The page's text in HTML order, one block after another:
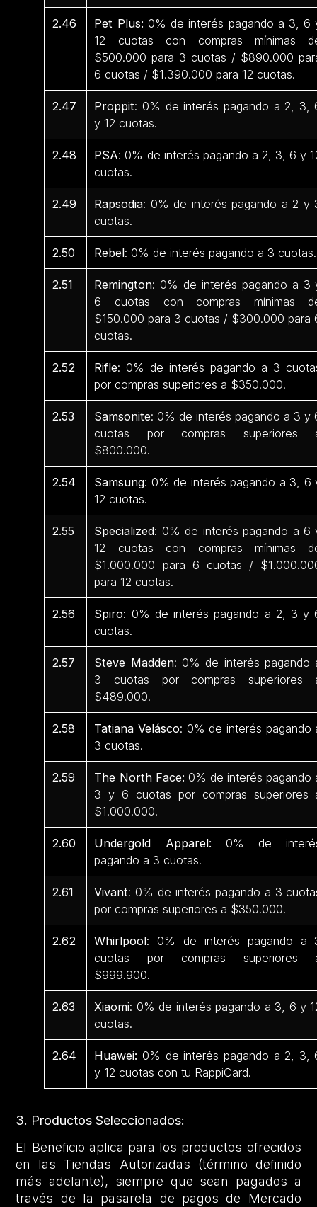
2.46 Pet Plus: 0% de interés pagando a 3, 6
12 cuotas con compras mínimas
$500.000 para 3 cuotas / $890.000
6 cuotas / $1.390.000 para 12 cuotas.
2.47 Proppit: 0% de interés pagando a 2, 3,
y 12 cuotas.
2.48 PSA: 0% de interés pagando a 2, 3, 6 y
cuotas.
2.49 Rapsodia: 0% de interés pagando a 2 y
cuotas.
2.50 Rebel: 0% de interés pagando a 3 cuotas.
2.51 Remington: 0% de interés pagando a 3
6 cuotas con compras mínimas
$150.000 para 3 cuotas / $300.000 para
cuotas.
2.52 Rifle: 0% de interés pagando a 3
por compras superiores a $350.000.
2.53 Samsonite: 0% de interés pagando a 3 y
cuotas por compras superiores
$800.000.
2.54 Samsung: 0% de interés pagando a 3, 6
12 cuotas.
2.55 Specialized: 0% de interés pagando a 6
12 cuotas con compras mínimas
$1.000.000 para 6 cuotas /
para 12 cuotas.
2.56 Spiro: 0% de interés pagando a 2, 3 y
cuotas.
2.57 Steve Madden: 0% de interés pagando
3 cuotas por compras superiores
$489.000.
2.58 Tatiana Velásco: 0% de interés pagando
3 cuotas.
2.59 The North Face: 0% de interés pagando
3 y 6 cuotas por compras superiores
$1.000.000.
2.60 Undergold Apparel: 0% de
pagando a 3 cuotas.
2.61 Vivant: 0% de interés pagando a 3
por compras superiores a $350.000.
2.62 Whirlpool: 0% de interés pagando a
cuotas por compras superiores
$999.900.
2.63 Xiaomi: 0% de interés pagando a 3, 6 y
cuotas.
2.64 Huawei: 0% de interés pagando a 2, 3,
y 12 cuotas con tu RappiCard.
3. Productos Seleccionados:
El Beneficio aplica para los productos ofrecidos
en las Tiendas Autorizadas (término definido
más adelante), siempre que sean pagados a
través de la pasarela de pagos de Mercado